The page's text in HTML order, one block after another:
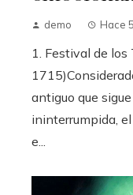
demo Hace
1. Festival de los
antiguo que
ininterrumpida,
e...